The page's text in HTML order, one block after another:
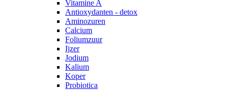
Vitamine A
Antioxydanten - detox
Aminozuren
Calcium
Foliumzuur
Ijzer
Jodium
Kalium
Koper
Probiotica